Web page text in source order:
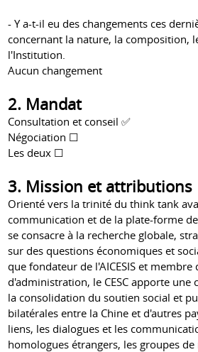
- Y a-t-il eu des changements ces
concernant la nature, la composition,
l'Institution.
Aucun changement
2. Mandat
Consultation et conseil ✅
Négociation ☐
Les deux ☐
3. Mission et attributions
Orienté vers la trinité du think tank
communication et de la plate-forme
se consacre à la recherche globale,
sur des questions économiques et
que fondateur de l'AICESIS et membre
d'administration, le CESC apporte
la consolidation du soutien social et
bilatérales entre la Chine et d'autres
liens, les dialogues et les
homologues étrangers, les groupes